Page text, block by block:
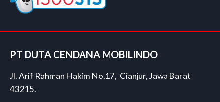
PT DUTA CENDANA MOBILINDO
Jl. Arif Rahman Hakim No.17, Cianjur, Jawa Barat
43215.